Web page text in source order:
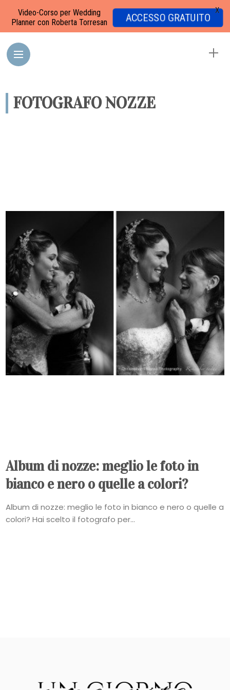
FOTOGRAFO NOZZE
Album di nozze: meglio le foto in
bianco e nero o quelle a colori?
Album di nozze: meglio le foto in bianco e nero o quelle a
colori? Hai scelto il fotografo per...
Video-Corso per Wedding
Planner con Roberta Torresan
ACCESSO GRATUITO
X